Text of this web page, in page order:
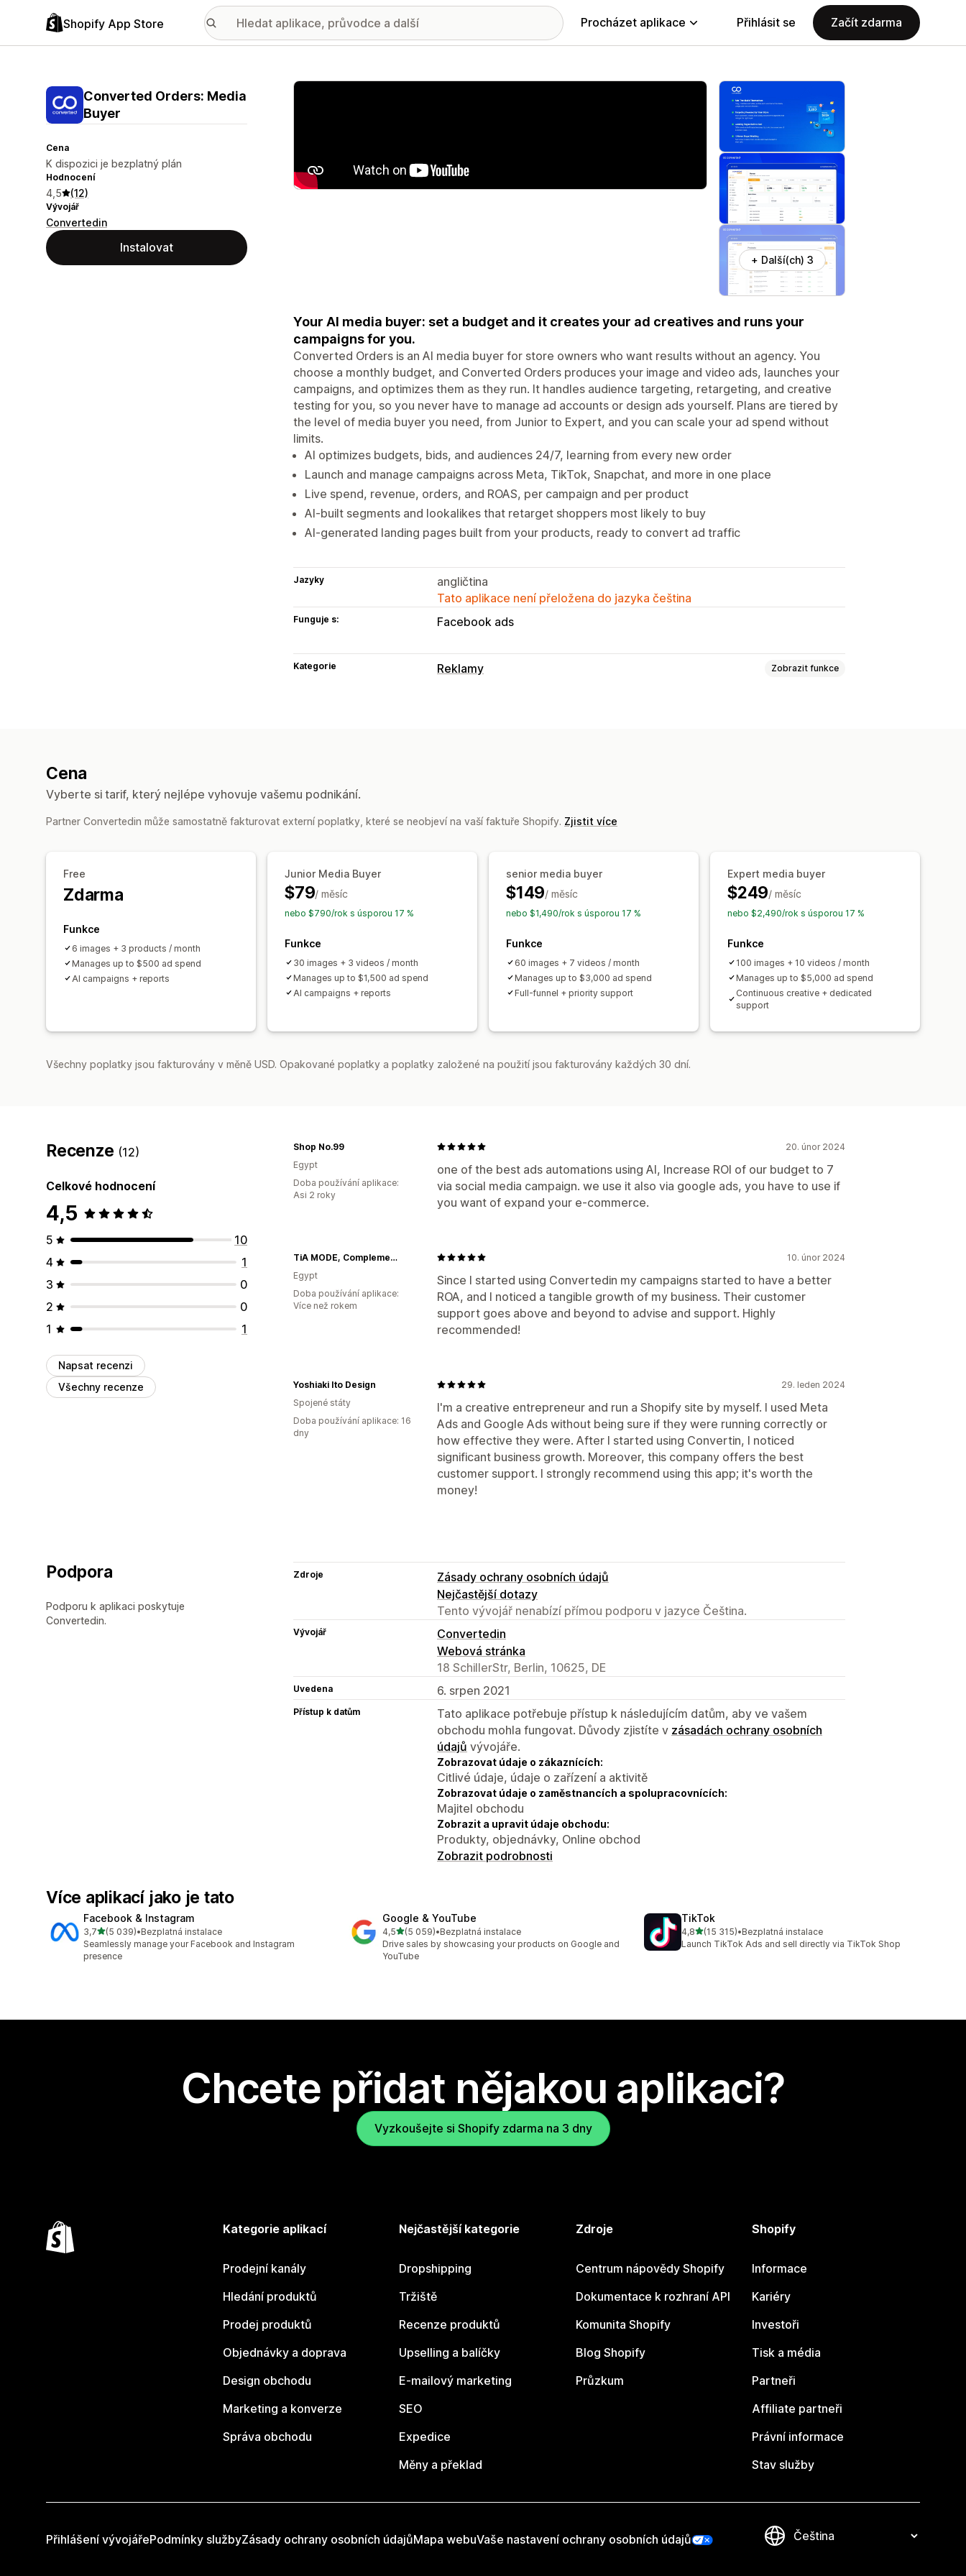
Shopify App Store Procházet aplikace Přihlásit se Začít zdarma
Converted Orders: Media
Buyer
Cena
K dispozici je bezplatný plán
Hodnocení
4,5 (12)
Vývojář
Convertedin
Instalovat
Galerie propagovaných obrázků
+ Další(ch) 3
Your AI media buyer: set a budget and it creates your ad creatives and runs your
campaigns for you.
Converted Orders is an AI media buyer for store owners who want results without an agency. You
choose a monthly budget, and Converted Orders produces your image and video ads, launches your
campaigns, and optimizes them as they run. It handles audience targeting, retargeting, and creative
testing for you, so you never have to manage ad accounts or design ads yourself. Plans are tiered by
the level of media buyer you need, from Junior to Expert, and you can scale your ad spend without
limits.
AI optimizes budgets, bids, and audiences 24/7, learning from every new order
Launch and manage campaigns across Meta, TikTok, Snapchat, and more in one place
Live spend, revenue, orders, and ROAS, per campaign and per product
AI-built segments and lookalikes that retarget shoppers most likely to buy
AI-generated landing pages built from your products, ready to convert ad traffic
Jazyky
angličtina
Tato aplikace není přeložena do jazyka čeština
Funguje s: Facebook ads
Kategorie Reklamy Zobrazit funkce
Obrázky a videa pomocí AI Sociální sítě
Analytika výkonu
A/​B testování Výdaje za reklamu
Analýza návratnosti investic
Míry prokliku Sledování konverzí Náklady na akvizici Panely
Atribuce UTM Zdroj návštěvnosti
Cena
Vyberte si tarif, který nejlépe vyhovuje vašemu podnikání.
Partner Convertedin může samostatně fakturovat externí poplatky, které se neobjeví na vaší faktuře Shopify. Zjistit více
Free
Zdarma
Funkce
6 images + 3 products / month
Manages up to $500 ad spend
AI campaigns + reports
Junior Media Buyer
$79/ měsíc
nebo $790/rok s úsporou 17 %
Funkce
30 images + 3 videos / month
Manages up to $1,500 ad spend
AI campaigns + reports
senior media buyer
$149/ měsíc
nebo $1,490/rok s úsporou 17 %
Funkce
60 images + 7 videos / month
Manages up to $3,000 ad spend
Full‑funnel + priority support
Expert media buyer
$249/ měsíc
nebo $2,490/rok s úsporou 17 %
Funkce
100 images + 10 videos / month
Manages up to $5,000 ad spend
Continuous creative + dedicated
support
Všechny poplatky jsou fakturovány v měně USD. Opakované poplatky a poplatky založené na použití jsou fakturovány každých 30 dní.
Recenze (12)
Celkové hodnocení
4,5
5
10
4
1
3
0
2
0
1
1
Napsat recenzi
Všechny recenze
20. únor 2024
one of the best ads automations using AI, Increase ROI of our budget to 7
via social media campaign. we use it also via google ads, you have to use if
you want of expand your e-commerce.
Shop No.99
Egypt
Doba používání aplikace:
Asi 2 roky
10. únor 2024
Since I started using Convertedin my campaigns started to have a better
ROA, and I noticed a tangible growth of my business. Their customer
support goes above and beyond to advise and support. Highly
recommended!
TiA MODE, Complement Your Inner Beauty!
Egypt
Doba používání aplikace:
Více než rokem
29. leden 2024
I'm a creative entrepreneur and run a Shopify site by myself. I used Meta
Ads and Google Ads without being sure if they were running correctly or
how effective they were. After I started using Convertin, I noticed
significant business growth. Moreover, this company offers the best
customer support. I strongly recommend using this app; it's worth the
money!
Yoshiaki Ito Design
Spojené státy
Doba používání aplikace: 16
dny
Podpora
Podporu k aplikaci poskytuje
Convertedin.
Zdroje
Zásady ochrany osobních údajů
Nejčastější dotazy
Tento vývojář nenabízí přímou podporu v jazyce Čeština.
Vývojář
Convertedin
Webová stránka
18 SchillerStr, Berlin, 10625, DE
Uvedena 6. srpen 2021
Přístup k datům
Tato aplikace potřebuje přístup k následujícím datům, aby ve vašem
obchodu mohla fungovat. Důvody zjistíte v zásadách ochrany osobních
údajů vývojáře.
Zobrazovat údaje o zákaznících:
Citlivé údaje, údaje o zařízení a aktivitě
Zobrazovat údaje o zaměstnancích a spolupracovnících:
Majitel obchodu
Zobrazit a upravit údaje obchodu:
Produkty, objednávky, Online obchod
Zobrazit podrobnosti
Více aplikací jako je tato
Facebook & Instagram
3,7z 5 hvězd
(5 039)
Celkový počet recenzí: 5039
•Bezplatná instalace
Seamlessly manage your Facebook and Instagram
presence
Google & YouTube
4,5z 5 hvězd
(5 059)
Celkový počet recenzí: 5059
•Bezplatná instalace
Drive sales by showcasing your products on Google and
YouTube
TikTok
4,8z 5 hvězd
(15 315)
Celkový počet recenzí: 15315
•Bezplatná instalace
Launch TikTok Ads and sell directly via TikTok Shop
Chcete přidat nějakou aplikaci?
Vyzkoušejte si Shopify zdarma na 3 dny
Kategorie aplikací
Prodejní kanály
Hledání produktů
Prodej produktů
Objednávky a doprava
Design obchodu
Marketing a konverze
Správa obchodu
Nejčastější kategorie
Dropshipping
Tržiště
Recenze produktů
Upselling a balíčky
E-mailový marketing
SEO
Expedice
Měny a překlad
Zdroje
Centrum nápovědy Shopify
Dokumentace k rozhraní API
Komunita Shopify
Blog Shopify
Průzkum
Shopify
Informace
Kariéry
Investoři
Tisk a média
Partneři
Affiliate partneři
Právní informace
Stav služby
Přihlášení vývojářePodmínky službyZásady ochrany osobních údajůMapa webuVaše nastavení ochrany osobních údajů